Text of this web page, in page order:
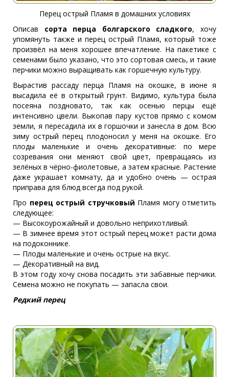
Перец острый Пламя в домашних условиях
Описав сорта перца болгарского сладкого, хочу
упомянуть также и перец острый Пламя, который тоже
произвёл на меня хорошее впечатление. На пакетике с
семенами было указано, что это сортовая смесь, и такие
перчики можно выращивать как горшечную культуру.
Вырастив рассаду перца Пламя на окошке, в июне я
высадила её в открытый грунт. Видимо, культура была
посеяна поздновато, так как осенью перцы ещё
интенсивно цвели. Выкопав пару кустов прямо с комом
земли, я пересадила их в горшочки и занесла в дом. Всю
зиму острый перец плодоносил у меня на окошке. Его
плоды маленькие и очень декоративные: по мере
созревания они меняют свой цвет, превращаясь из
зелёных в чёрно-фиолетовые, а затем красные. Растение
даже украшает комнату, да и удобно очень — острая
приправа для блюд всегда под рукой.
Про перец острый стручковый Пламя могу отметить
следующее:
— Высокоурожайный и довольно неприхотливый.
— В зимнее время этот острый перец может расти дома
на подоконнике.
— Плоды маленькие и очень острые на вкус.
— Декоративный на вид.
В этом году хочу снова посадить эти забавные перчики.
Семена можно не покупать — запасла свои.
Редкий перец